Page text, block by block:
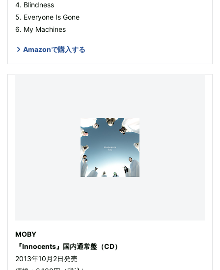
4. Blindness
5. Everyone Is Gone
6. My Machines
Amazonで購入する
MOBY
『Innocents』国内通常盤（CD）
2013年10月2日発売